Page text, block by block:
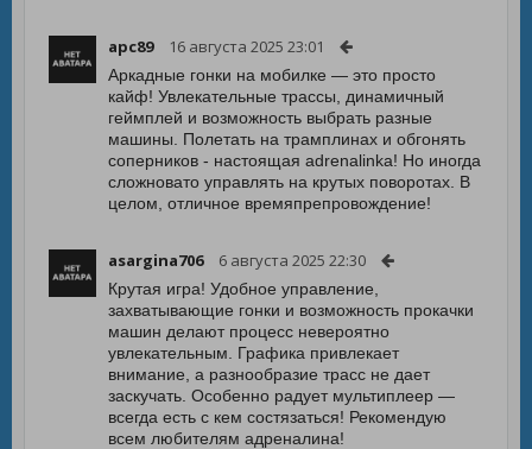
apc89 16 августа 2025 23:01
Аркадные гонки на мобилке — это просто
кайф! Увлекательные трассы, динамичный
геймплей и возможность выбрать разные
машины. Полетать на трамплинах и обгонять
соперников - настоящая adrenalinka! Но иногда
сложновато управлять на крутых поворотах. В
целом, отличное времяпрепровождение!
asargina706 6 августа 2025 22:30
Крутая игра! Удобное управление,
захватывающие гонки и возможность прокачки
машин делают процесс невероятно
увлекательным. Графика привлекает
внимание, а разнообразие трасс не дает
заскучать. Особенно радует мультиплеер —
всегда есть с кем состязаться! Рекомендую
всем любителям адреналина!